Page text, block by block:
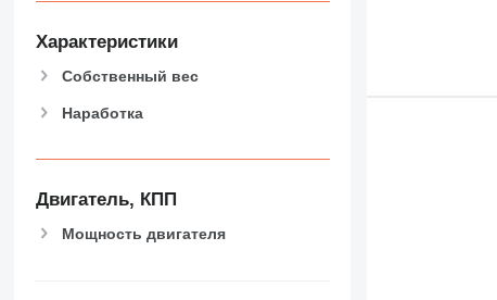
Характеристики
Собственный вес
Наработка
Двигатель, КПП
Мощность двигателя